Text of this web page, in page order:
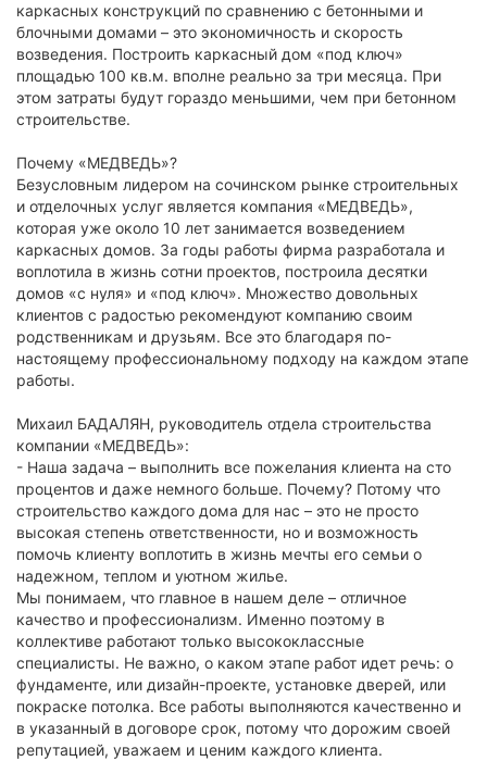
каркасных конструкций по сравнению с бетонными и
блочными домами – это экономичность и скорость
возведения. Построить каркасный дом «под ключ»
площадью 100 кв.м. вполне реально за три месяца. При
этом затраты будут гораздо меньшими, чем при бетонном
строительстве.
Почему «МЕДВЕДЬ»?
Безусловным лидером на сочинском рынке строительных
и отделочных услуг является компания «МЕДВЕДЬ»,
которая уже около 10 лет занимается возведением
каркасных домов. За годы работы фирма разработала и
воплотила в жизнь сотни проектов, построила десятки
домов «с нуля» и «под ключ». Множество довольных
клиентов с радостью рекомендуют компанию своим
родственникам и друзьям. Все это благодаря по-
настоящему профессиональному подходу на каждом этапе
работы.
Михаил БАДАЛЯН, руководитель отдела строительства
компании «МЕДВЕДЬ»:
- Наша задача – выполнить все пожелания клиента на сто
процентов и даже немного больше. Почему? Потому что
строительство каждого дома для нас – это не просто
высокая степень ответственности, но и возможность
помочь клиенту воплотить в жизнь мечты его семьи о
надежном, теплом и уютном жилье.
Мы понимаем, что главное в нашем деле – отличное
качество и профессионализм. Именно поэтому в
коллективе работают только высококлассные
специалисты. Не важно, о каком этапе работ идет речь: о
фундаменте, или дизайн-проекте, установке дверей, или
покраске потолка. Все работы выполняются качественно и
в указанный в договоре срок, потому что дорожим своей
репутацией, уважаем и ценим каждого клиента.